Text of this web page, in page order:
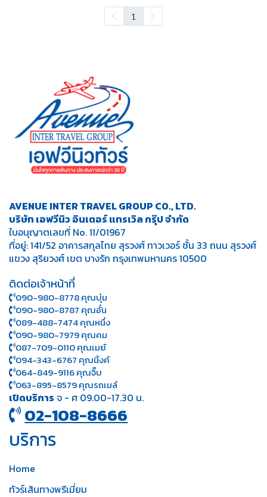
1
AVENUE INTER TRAVEL GROUP CO., LTD.
บริษัท เอฟวีนิว อินเตอร์ แทรเวิล กรุ๊ป จำกัด
ใบอนุญาตเลขที่ No. 11/01967
ที่อยู่: 141/52 อาคารสกุลไทย สุรวงศ์ ทาวเวอร์ ชั้น 33 ถนน สุรวงศ์
แขวง สุริยวงศ์ เขต บางรัก กรุงเทพมหานคร 10500
ติดต่อเจ้าหน้าที่
090-980-8778 คุณบุ๋ม
090-980-8787 คุณอั๋น
089-488-7474 คุณหนึ่ง
090-980-7979 คุณคม
087-709-0110 คุณเมย์
094-343-6767 คุณนิ้งค์
064-849-9116 คุณจิ๊บ
063-895-8 579คุณรถเมล์
เปิดบริการ จ - ศ 09.00-17.30 น.
02-108-8666
บริการ
Home
ทัวร์เส้นทางพรีเมี่ยม